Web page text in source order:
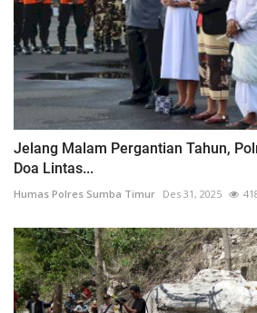
Jelang Malam Pergantian Tahun,
Doa Lintas...
Humas Polres Sumba Timur Des 31, 2025